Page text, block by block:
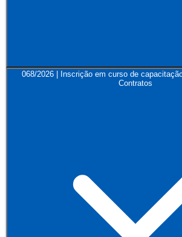
068/2026 | Inscrição em curso de
Contratos